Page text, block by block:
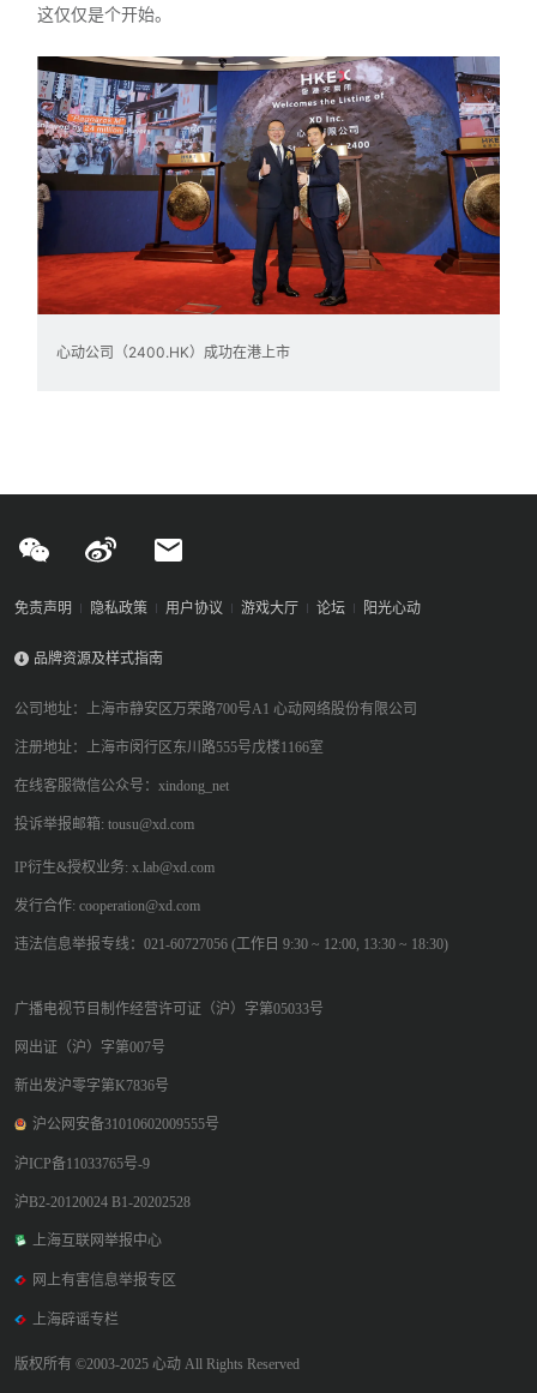
这仅仅是个开始。
心动公司（2400.HK）成功在港上市
免责声明 隐私政策 用户协议 游戏大厅 论坛 阳光心动
品牌资源及样式指南
公司地址：上海市静安区万荣路700号A1 心动网络股份有限公司
注册地址：上海市闵行区东川路555号戊楼1166室
在线客服微信公众号：xindong_net
投诉举报邮箱: tousu@xd.com
IP衍生&授权业务: x.lab@xd.com
发行合作: cooperation@xd.com
违法信息举报专线：021-60727056 (工作日 9:30 ~ 12:00, 13:30 ~ 18:30)
广播电视节目制作经营许可证（沪）字第05033号
网出证（沪）字第007号
新出发沪零字第K7836号
沪公网安备31010602009555号
沪ICP备11033765号-9
沪B2-20120024 B1-20202528
上海互联网举报中心
网上有害信息举报专区
上海辟谣专栏
版权所有 ©2003-2025 心动 All Rights Reserved